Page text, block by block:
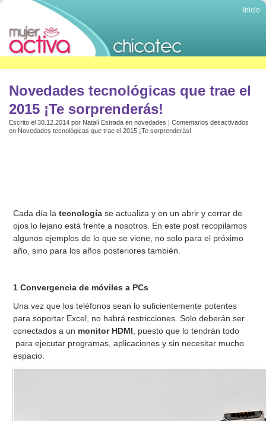
Inicio
Novedades tecnológicas que trae el
2015 ¡Te sorprenderás!
Escrito el 30.12.2014 por Natalí Estrada en novedades | Comentarios desactivados
en Novedades tecnológicas que trae el 2015 ¡Te sorprenderás!
Cada día latecnología se actualiza y en un abrir y cerrar de
ojos lo lejano está frente a nosotros. En este post recopilamos
algunos ejemplos de lo que se viene, no solo para el próximo
año, sino para los años posteriores también.
1 Convergencia de móviles a PCs
Una vez que los teléfonos sean lo suficientemente potentes
para soportar Excel, no habrá restricciones. Solo deberán ser
conectados a un monitor HDMI , puesto que lo tendrán todo
para ejecutar programas, aplicaciones y sin necesitar mucho
espacio.